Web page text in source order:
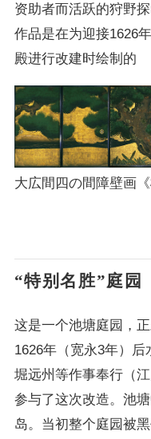
资助者而活跃的狩野
作品是在为迎接1626
殿进行改建时绘制的
大広間四の間障壁画《
“特别名胜”庭园
这是一个池塘庭园，
1626年（宽永3年）
堀远州等作事奉行（
参与了这次改造。池
岛。当初整个庭园被